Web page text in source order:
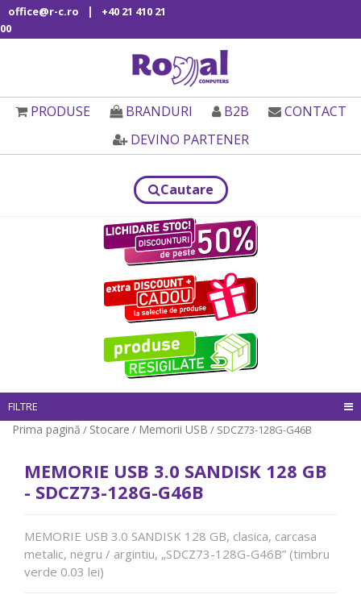
office@r-c.ro |
+40 21 410 21
00
PRODUSE BRANDURI B2B
CONTACT
DEVINO PARTENER
Cautare
FILTRE
Prima pagină / Stocare / Memorii USB / SDCZ73-128G-G46B
MEMORIE USB 3.0 SANDISK 128 GB
- SDCZ73-128G-G46B
MEMORIE USB 3.0 SANDISK 128 GB, clasica, carcasa
metalic, negru / argintiu, „SDCZ73-128G-G46B” (timbru
verde 0.03 lei)